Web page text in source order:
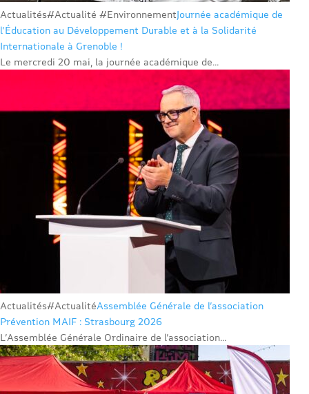
Actualités#Actualité #EnvironnementJournée académique de
l’Éducation au Développement Durable et à la Solidarité
Internationale à Grenoble !
Le mercredi 20 mai, la journée académique de...
Actualités#ActualitéAssemblée Générale de l’association
Prévention MAIF : Strasbourg 2026
L’Assemblée Générale Ordinaire de l’association...